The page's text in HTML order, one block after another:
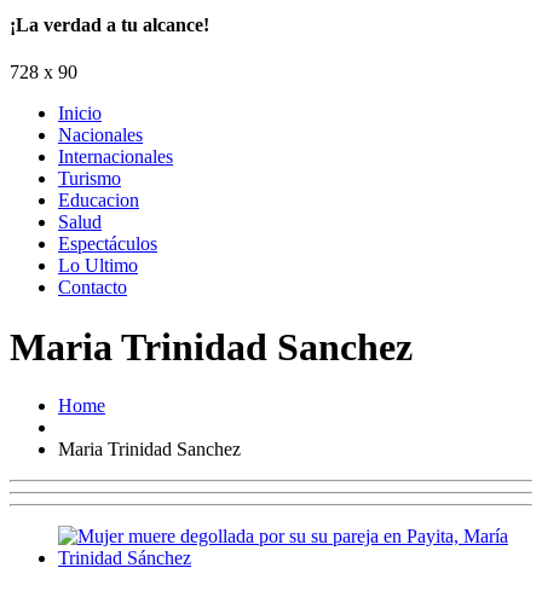
¡La verdad a tu alcance!
728 x 90
Inicio
Nacionales
Internacionales
Turismo
Educacion
Salud
Espectáculos
Lo Ultimo
Contacto
Maria Trinidad Sanchez
Home
Maria Trinidad Sanchez